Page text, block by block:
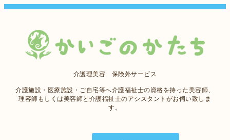
介護理美容 保険外サービス
介護施設・医療施設・ご自宅等へ介護福祉士の資格を持った美容師、
理容師もしくは美容師と介護福祉士のアシスタントがお伺い致しま
す。